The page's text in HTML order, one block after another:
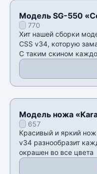
Модель SG-550
770
Хит нашей сборки
CSS v34, которую
С таким скином
Модель ножа
v34657
Красивый и яркий
v34 разнообразит
окрашен во все цвета